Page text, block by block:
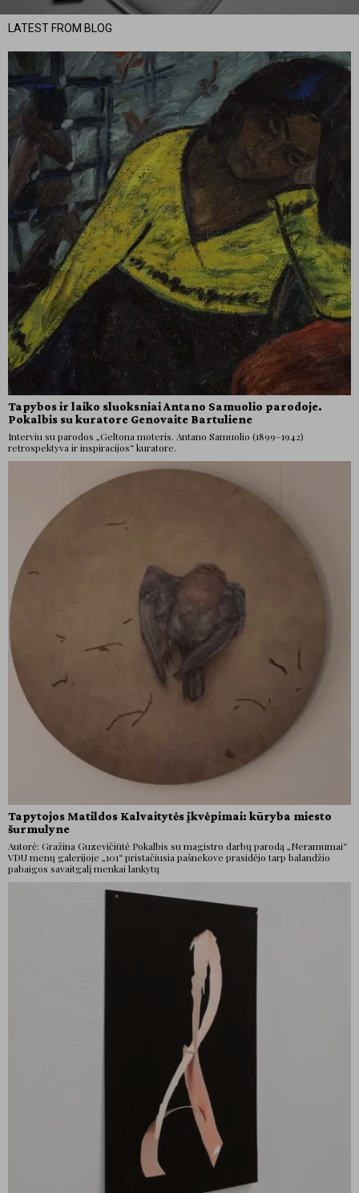
LATEST FROM BLOG
Tapybos ir laiko sluoksniai Antano Samuolio parodoje.
Pokalbis su kuratore Genovaite Bartuliene
Interviu su parodos „Geltona moteris. Antano Samuolio (1899–1942)
retrospektyva ir inspiracijos“ kuratore.
Tapytojos Matildos Kalvaitytės įkvėpimai: kūryba miesto
šurmulyne
Autorė: Gražina Guzevičiūtė Pokalbis su magistro darbų parodą „Neramumai“
VDU menų galerijoje „101“ pristačiusia pašnekove prasidėjo tarp balandžio
pabaigos savaitgalį menkai lankytų